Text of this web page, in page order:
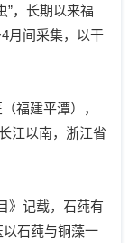
”，长期以来福
月间采集，以干
福建平潭），
江以南，浙江省
》记载，石莼有
以石莼与铜藻一